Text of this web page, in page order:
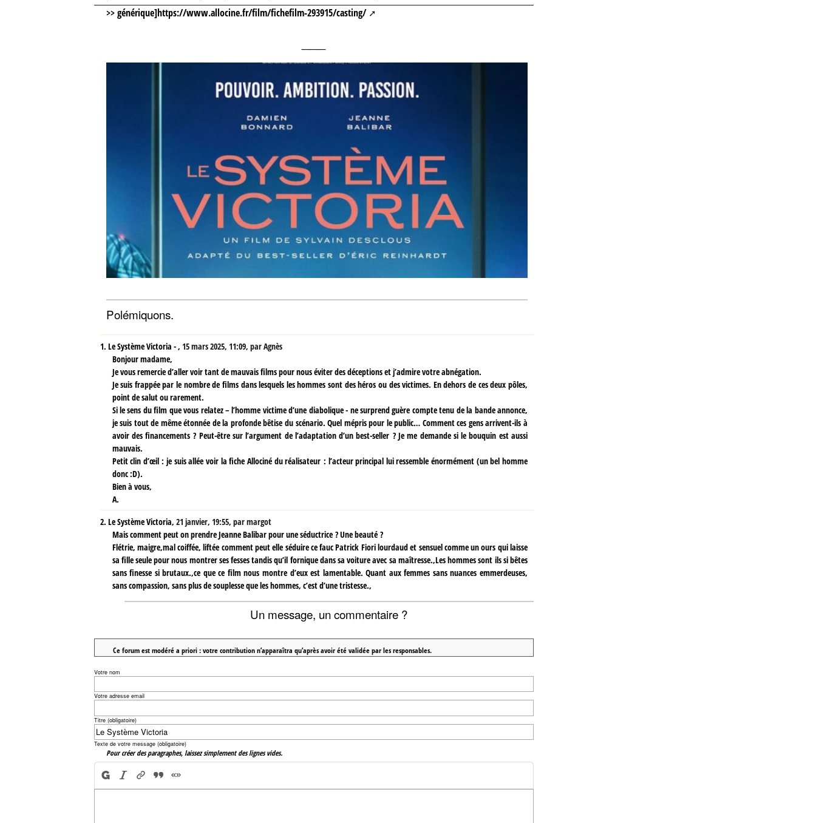
>>générique]https://www.allocine.fr/film/fichefilm-293915/casting/
Polémiquons.
1. Le Système Victoria - , 15 mars 2025, 11:09, parAgnès
Bonjour madame,
Je vous remercie d’aller voir tant de mauvais films pour nous éviter des déceptions et j’admire votre abnégation.
Je suis frappée par le nombre de films dans lesquels les hommes sont des héros ou des victimes. En dehors de ces deux pôles,
point de salut ou rarement.
Si le sens du film que vous relatez – l’homme victime d’une diabolique - ne surprend guère compte tenu de la bande annonce,
je suis tout de même étonnée de la profonde bêtise du scénario. Quel mépris pour le public… Comment ces gens arrivent-ils à
avoir des financements ? Peut-être sur l’argument de l’adaptation d’un best-seller ? Je me demande si le bouquin est aussi
mauvais.
Petit clin d’œil : je suis allée voir la fiche Allociné du réalisateur : l’acteur principal lui ressemble énormément (un bel homme
donc :D).
Bien à vous,
A.
2. Le Système Victoria, 21 janvier, 19:55, parmargot
Mais comment peut on prendre Jeanne Balibar pour une séductrice ? Une beauté ?
Flétrie, maigre,mal coiffée, liftée comment peut elle séduire ce fauc Patrick Fiori lourdaud et sensuel comme un ours qui laisse
sa fille seule pour nous montrer ses fesses tandis qu’il fornique dans sa voiture avec sa maîtresse.,Les hommes sont ils si bêtes
sans finesse si brutaux.,ce que ce film nous montre d’eux est lamentable. Quant aux femmes sans nuances emmerdeuses,
sans compassion, sans plus de souplesse que les hommes, c’est d’une tristesse.,
Un message, un commentaire ?
Ce forum est modéré a priori : votre contribution n’apparaîtra qu’après avoir été validée par les responsables.
Votre nom
Votre adresse email
Titre (obligatoire)
Texte de votre message (obligatoire)
Pour créer des paragraphes, laissez simplement des lignes vides.